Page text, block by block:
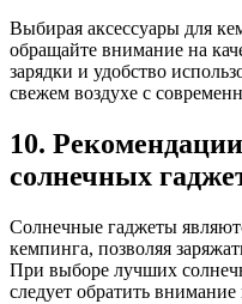
Выбирая аксессуары для
обращайте внимание на
зарядки и удобство
свежем воздухе с
10.
солнечных
Солнечные гаджеты
кемпинга, позволяя
При выборе лучших
следует обратить